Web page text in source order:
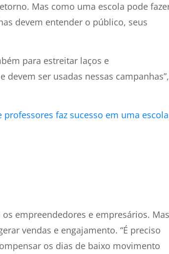
Mas como uma escola pode
devem entender o público, seus
para estreitar laços e
ser usadas nessas campanhas”,
faz sucesso em uma escola
empreendedores e empresários. Mas
vendas e engajamento. “É preciso
os dias de baixo movimento